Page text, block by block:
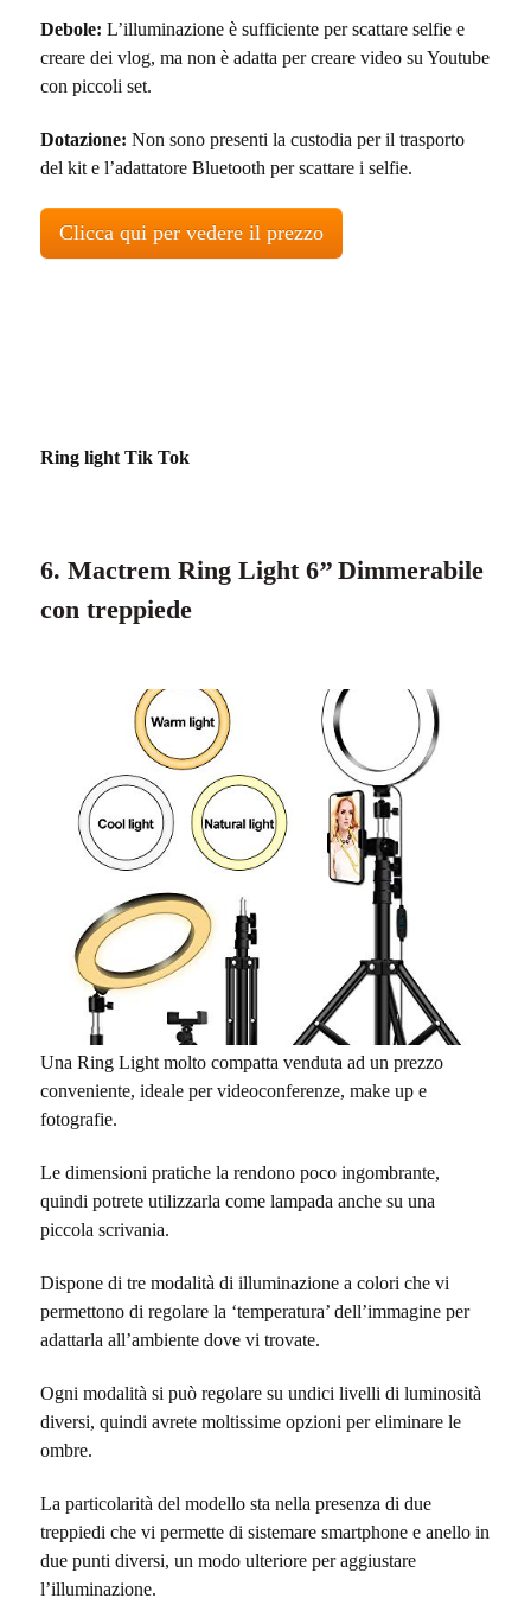
Debole: L’illuminazione è sufficiente per scattare selfie e
creare dei vlog, ma non è adatta per creare video su Youtube
con piccoli set.
Dotazione: Non sono presenti la custodia per il trasporto
del kit e l’adattatore Bluetooth per scattare i selfie.
Clicca qui per vedere il prezzo
Ring light Tik Tok
6. Mactrem Ring Light 6’’ Dimmerabile
con treppiede
Una Ring Light molto compatta venduta ad un prezzo
conveniente, ideale per videoconferenze, make up e
fotografie.
Le dimensioni pratiche la rendono poco ingombrante,
quindi potrete utilizzarla come lampada anche su una
piccola scrivania.
Dispone di tre modalità di illuminazione a colori che vi
permettono di regolare la ‘temperatura’ dell’immagine per
adattarla all’ambiente dove vi trovate.
Ogni modalità si può regolare su undici livelli di luminosità
diversi, quindi avrete moltissime opzioni per eliminare le
ombre.
La particolarità del modello sta nella presenza di due
treppiedi che vi permette di sistemare smartphone e anello in
due punti diversi, un modo ulteriore per aggiustare
l’illuminazione.